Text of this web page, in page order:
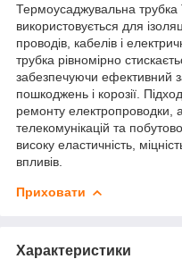
Термоусаджувальна
використовується для
проводів, кабелів і
трубка рівномірно
забезпечуючи ефективний
пошкоджень і корозії.
ремонту електропроводки,
телекомунікацій та
високу еластичність,
впливів.
Приховати
Характеристики